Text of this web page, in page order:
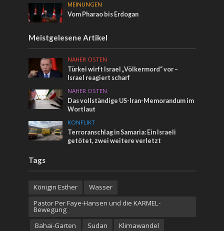
MEINUNGEN
Vom Pharao bis Erdogan
Meistgelesene Artikel
NAHER OSTEN
Türkei wirft Israel „Völkermord“ vor –
Israel reagiert scharf
NAHER OSTEN
Das vollständige US-Iran-Memorandum im
Wortlaut
KONFLIKT
Terroranschlag in Samaria: Ein Israeli
getötet, zwei weitere verletzt
Tags
Königin Esther
Wasser
Pastor Per Faye-Hansen und die KARMEL-
Bewegung
Bahai-Garten
Sudan Klimawandel